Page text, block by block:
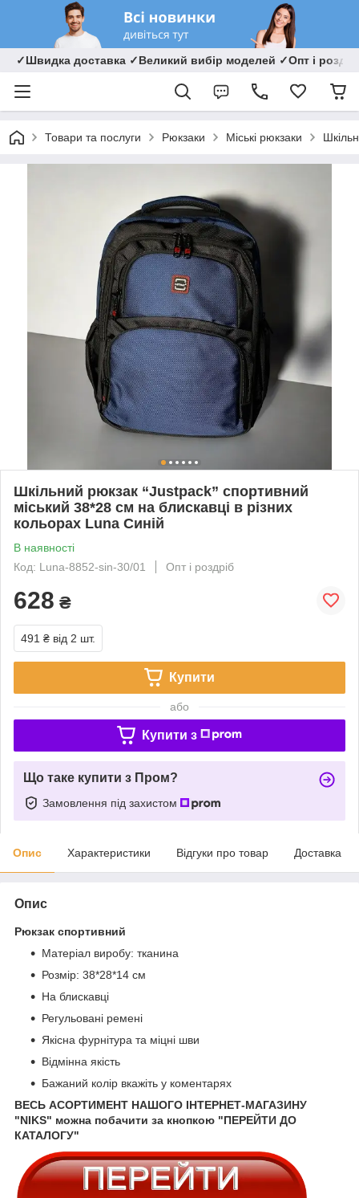
✓Швидка доставка ✓Великий вибір моделей ✓Опт і
Товари та послуги Рюкзаки Міські рюкзаки
Шкільний рюкзак “Justpack” спортивний
міський 38*28 см на блискавці в різних
кольорах Luna Синій
В наявності
Код: Luna-8852-sin-30/01
Опт і роздріб
628 ₴
491 ₴ від 2 шт.
Купити
або
Купити з
Що таке купити з Пром?
Замовлення під захистом
Опис Характеристики Відгуки про товар Доставка
Опис
Рюкзак спортивний
Матеріал виробу: тканина
Розмір: 38*28*14 см
На блискавці
Регульовані ремені
Якісна фурнітура та міцні шви
Відмінна якість
Бажаний колір вкажіть у коментарях
ВЕСЬ АСОРТИМЕНТ НАШОГО ІНТЕРНЕТ-МАГАЗИНУ
"NIKS" можна побачити за кнопкою "ПЕРЕЙТИ ДО
КАТАЛОГУ"